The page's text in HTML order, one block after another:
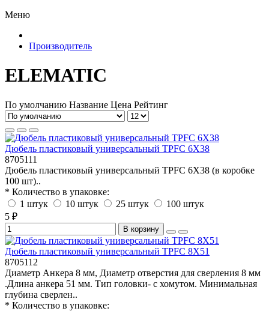
Меню
Производитель
ELEMATIC
По умолчанию Название Цена Рейтинг
Дюбель пластиковый универсальный TPFC 6X38
8705111
Дюбель пластиковый универсальный TPFC 6X38 (в коробке
100 шт)..
* Количество в упаковке:
1 штук
10 штук 25 штук
100 штук
5 ₽
В корзину
Дюбель пластиковый универсальный TPFC 8X51
8705112
Диаметр Анкера 8 мм, Диаметр отверстия для сверления 8 мм
.Длина анкера 51 мм. Тип головки- с хомутом. Минимальная
глубина сверлен..
* Количество в упаковке: